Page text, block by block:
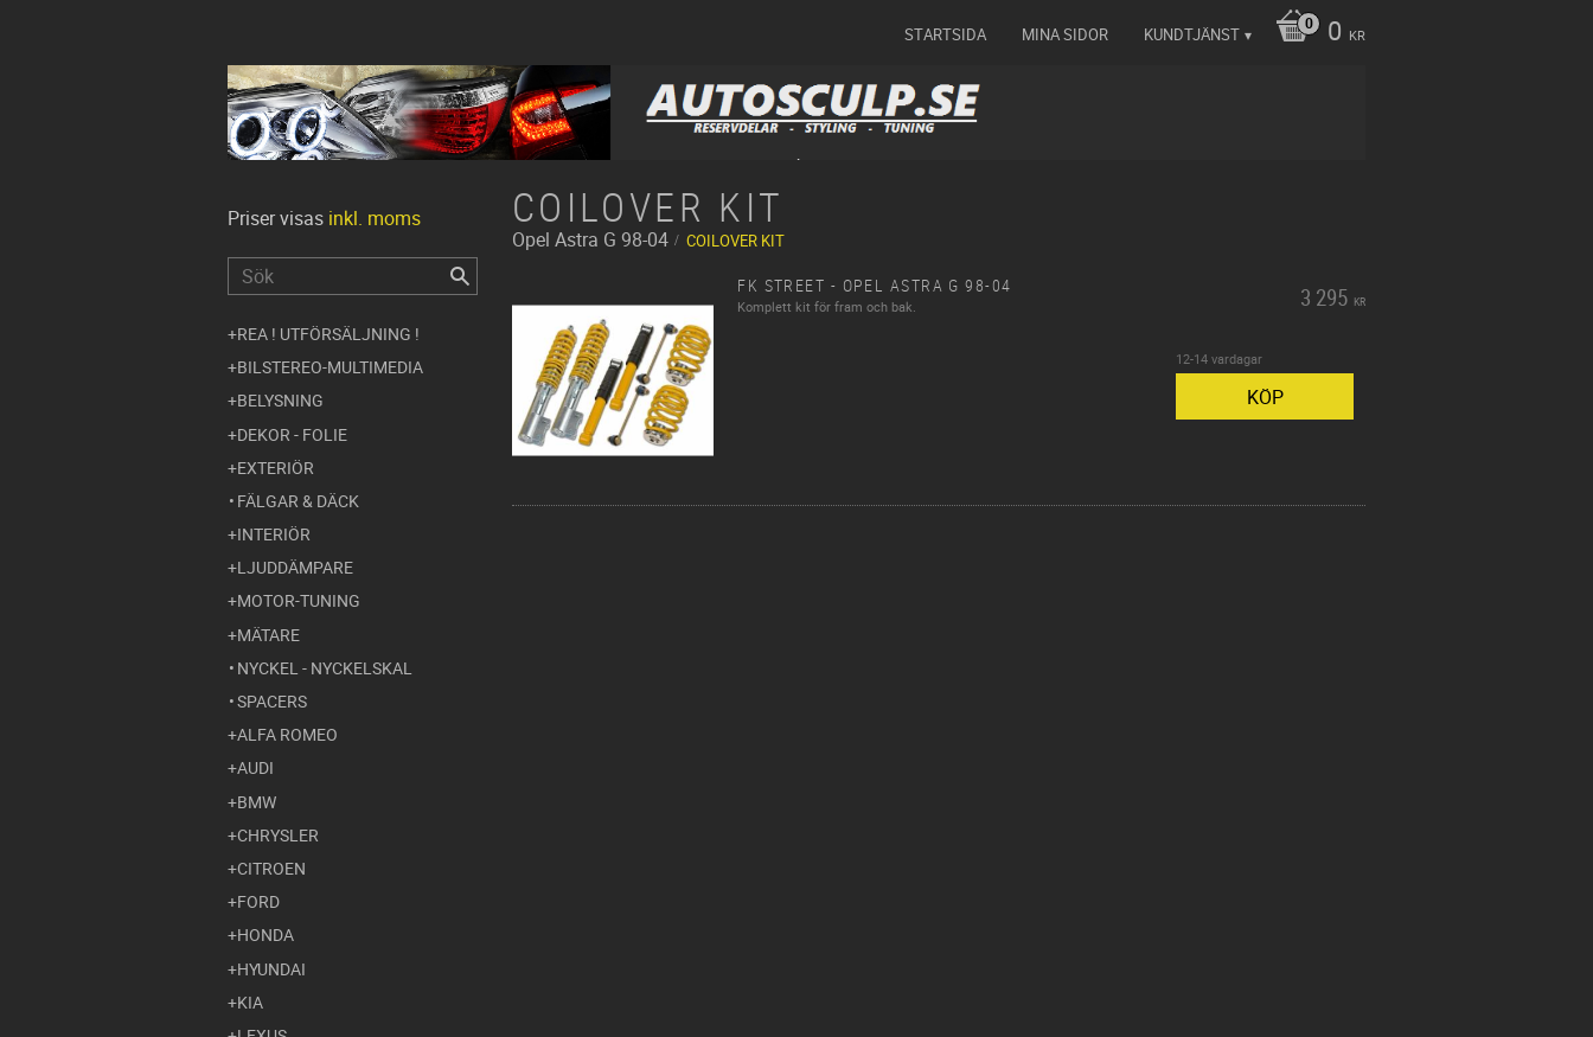
0 KR
STARTSIDA MINA SIDOR KUNDTJÄNST
COILOVER KIT
Opel Astra G 98-04 COILOVER KIT
FK STREET - OPEL ASTRA G 98-04
Komplett kit för fram och bak. 3 295 KR
12-14 vardagar
KÖP
Priser visas inkl. moms
REA ! UTFÖRSÄLJNING !
BILSTEREO-MULTIMEDIA
BELYSNING
DEKOR - FOLIE
EXTERIÖR
FÄLGAR & DÄCK
INTERIÖR
LJUDDÄMPARE
MOTOR-TUNING
MÄTARE
NYCKEL - NYCKELSKAL
SPACERS
ALFA ROMEO
AUDI
BMW
CHRYSLER
CITROEN
FORD
HONDA
HYUNDAI
KIA